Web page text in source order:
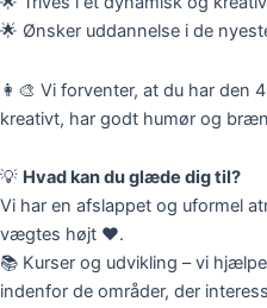
🌟 Ønsker uddannelse i de
👩‍🎨 Vi forventer, at du har den
kreativt, har godt humør og
💡 Hvad kan du glæde dig til?
Vi har en afslappet og uformel
vægtes højt ❤️.
📚 Kurser og udvikling – vi
indenfor de områder, der